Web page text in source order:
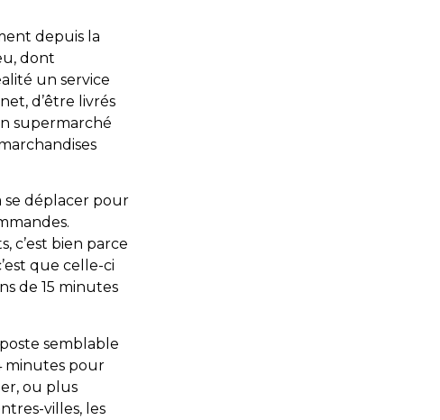
depuis la
dont
un service
d’être livrés
supermarché
se déplacer pour
c’est bien parce
que celle-ci
de 15 minutes
semblable
minutes pour
ou plus
villes, les